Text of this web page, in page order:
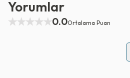
Yorumlar
0.0Ortalama Puan